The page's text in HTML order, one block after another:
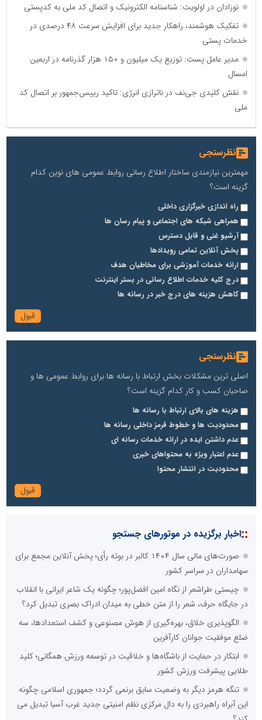
نوزادان در اولویت: شناسنامه الکترونیک و اتصال کد ملی به کدپستی
تفکیک هوشمند، راهکار جدید برای افزایش سرعت ۴۸ درصدی در
خدمات پستی
مدیر عامل پست: توزیع یک میلیون و ۱۵۰ هزار گذرنامه در اربعین
امسال
نقش کلیدی جی‌نف در ناترازی انرژی: تاکید رییس‌جمهور بر اتصال کد
ملی
نظرسنجی
مهمترین نیازمندی ساختار اطلاع رسانی روابط عمومی های نوین کدام
گزینه است؟
راه اندازی خبرگزاری داخلی
همراهی شبکه های اجتماعی و پیام رسان ها
آرشیو غنی و قابل دسترس
پخش آنلاین تمامی رویدادها
ارائه خدمات آموزشی برای مخاطیان هدف
درج کلیه خدمات اطلاع رسانی در بستر اینترنت
کاهش هزینه های درج خبر در رسانه ها
نظرسنجی
اصلی ترین مشکلات بخش ارتباط با رسانه ها برای روابط عمومی ها و
صاحبان کسب و کار کدام گزینه است؟
هزینه های بالای ارتباط با رسانه ها
محدودیت ها و خطوط قرمز داخلی رسانه ها
عدم داشتن ایده در ارائه خدمات رسانه ای
عدم اعتبار ویژه به محتواهای خبری
محدودیت در انتشار محتوا
::اخبار برگزیده در موتورهای جستجو
صورت‌های مالی سال ۱۴۰۴ کالبر در بوته رأی؛ پخش آنلاین مجمع برای
سهامداران در سراسر کشور
چیستی طراشعر از نگاه امین افضل‌پور؛ چگونه یک شاعر ایرانی با انقلاب
در جایگاه حرف، شعر را از متن خطی به میدان ادراک بصری تبدیل کرد؟
الگوپذیری خلاق، بهره‌گیری از هوش مصنوعی و کشف استعدادها، سه
ضلع موفقیت جوانان کارآفرین
ابتکار در حمایت از باشگاه‌ها و خلاقیت در توسعه ورزش همگانی؛ کلید
طلایی پیشرفت ورزش کشور
تنگه هرمز دیگر به وضعیت سابق برنمی گردد؛ جمهوری اسلامی چگونه
این آبراه راهبردی را به دال مرکزی نظم امنیتی جدید غرب آسیا تبدیل می